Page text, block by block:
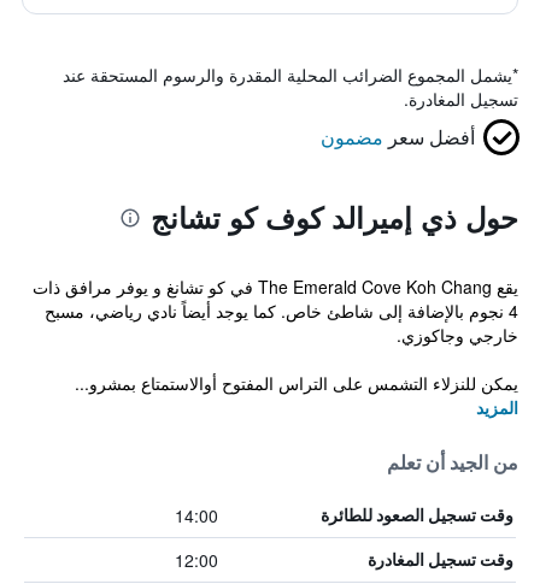
*يشمل المجموع الضرائب المحلية المقدرة والرسوم المستحقة عند
تسجيل المغادرة.
أفضل سعر مضمون
حول ذي إميرالد كوف كو تشانج
يقع The Emerald Cove Koh Chang في كو تشانغ و يوفر مرافق ذات
4 نجوم بالإضافة إلى شاطئ خاص. كما يوجد أيضاً نادي رياضي، مسبح
خارجي وجاكوزي.
يمكن للنزلاء التشمس على التراس المفتوح أوالاستمتاع بمشرو...
المزيد
من الجيد أن تعلم
وقت تسجيل الصعود للطائرة 14:00
وقت تسجيل المغادرة 12:00